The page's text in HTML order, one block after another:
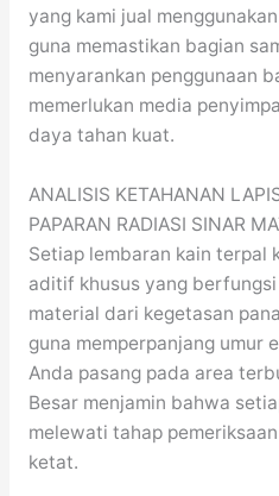
yang kami jual
guna memastikan bagian
menyarankan penggunaan
memerlukan media
daya tahan kuat.
ANALISIS KETAHANAN
PAPARAN RADIASI SINAR
Setiap lembaran kain terpal
aditif khusus yang
material dari kegetasan
guna memperpanjang umur
Anda pasang pada area
Besar menjamin bahwa
melewati tahap
ketat.